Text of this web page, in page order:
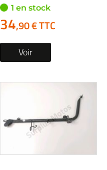
1 en stock
34,90 € TTC
Voir